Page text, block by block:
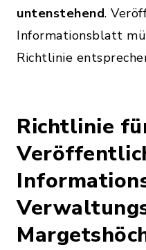
untenstehend.
Informationsblatt
Richtlinie
Richtlinie